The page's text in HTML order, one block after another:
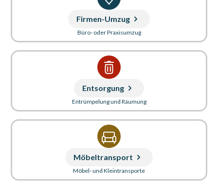
Firmen-Umzug
Büro- oder Praxisumzug
Entsorgung
Entrümpelung und Räumung
Möbeltransport
Möbel- und Kleintransporte